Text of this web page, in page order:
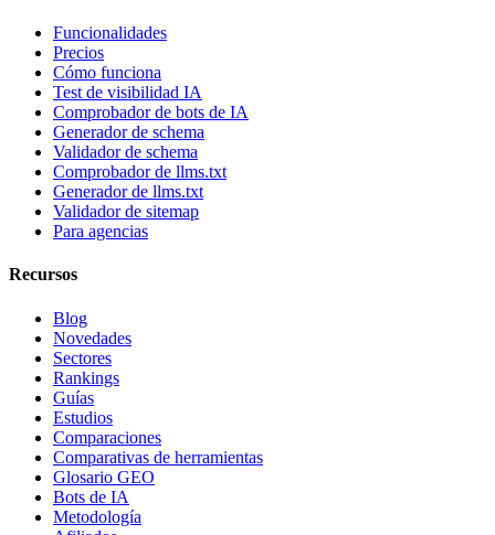
Funcionalidades
Precios
Cómo funciona
Test de visibilidad IA
Comprobador de bots de IA
Generador de schema
Validador de schema
Comprobador de llms.txt
Generador de llms.txt
Validador de sitemap
Para agencias
Recursos
Blog
Novedades
Sectores
Rankings
Guías
Estudios
Comparaciones
Comparativas de herramientas
Glosario GEO
Bots de IA
Metodología